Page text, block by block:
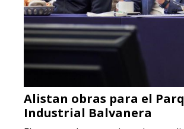
Alistan obras para el
Industrial Balvanera